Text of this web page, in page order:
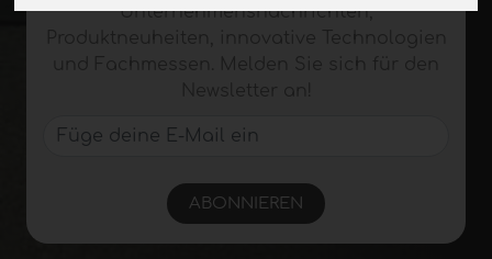
Unternehmensnachrichten,
ABONNIEREN